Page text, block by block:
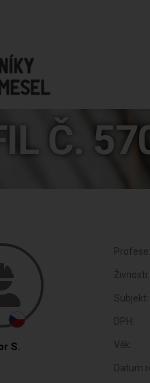
Č.
S.
Profese:
Živnosti:
Subjekt:
DPH:
Věk:
Datum